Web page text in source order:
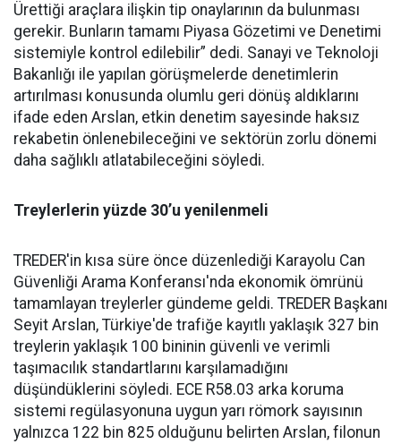
Ürettiği araçlara ilişkin tip onaylarının da bulunması
gerekir. Bunların tamamı Piyasa Gözetimi ve Denetimi
sistemiyle kontrol edilebilir” dedi. Sanayi ve Teknoloji
Bakanlığı ile yapılan görüşmelerde denetimlerin
artırılması konusunda olumlu geri dönüş aldıklarını
ifade eden Arslan, etkin denetim sayesinde haksız
rekabetin önlenebileceğini ve sektörün zorlu dönemi
daha sağlıklı atlatabileceğini söyledi.
Treylerlerin yüzde 30’u yenilenmeli
TREDER'in kısa süre önce düzenlediği Karayolu Can
Güvenliği Arama Konferansı'nda ekonomik ömrünü
tamamlayan treylerler gündeme geldi. TREDER Başkanı
Seyit Arslan, Türkiye'de trafiğe kayıtlı yaklaşık 327 bin
treylerin yaklaşık 100 bininin güvenli ve verimli
taşımacılık standartlarını karşılamadığını
düşündüklerini söyledi. ECE R58.03 arka koruma
sistemi regülasyonuna uygun yarı römork sayısının
yalnızca 122 bin 825 olduğunu belirten Arslan, filonun